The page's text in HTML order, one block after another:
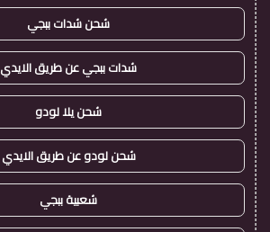
شحن شدات ببجي
شدات ببجي عن طريق الايدي
شحن يلا لودو
شحن لودو عن طريق الايدي
شعبية ببجي